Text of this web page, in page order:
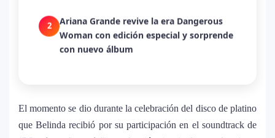
2
Woman con edición especial y sorprende
con nuevo álbum
humanitaria junto a UNICEF
El momento se dio durante la celebración del disco de platino
que Belinda recibió por su participación en el soundtrack de